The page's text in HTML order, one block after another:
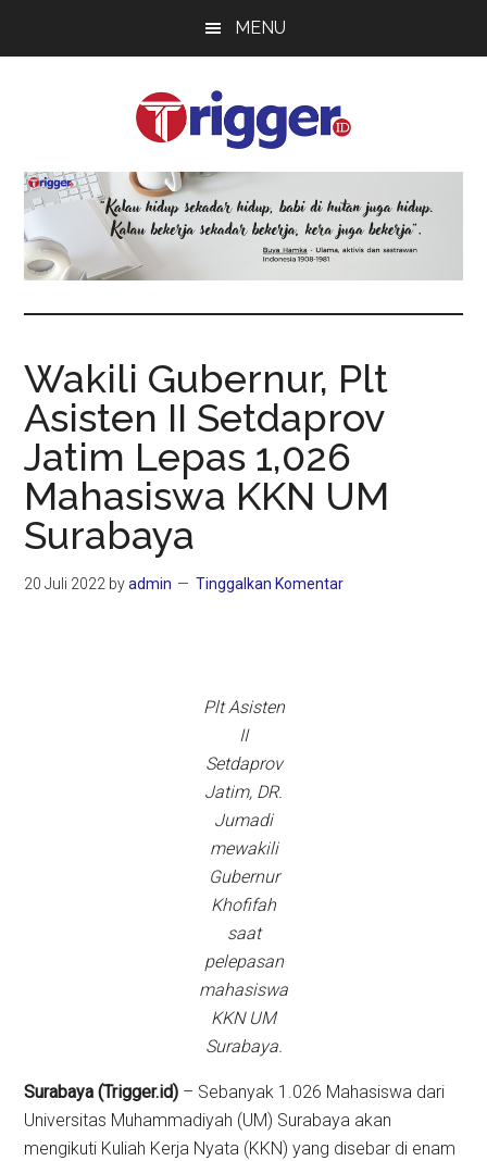
MENU
Trigger
Terkini
Wakili Gubernur, Plt
Asisten II Setdaprov
Jatim Lepas 1,026
Mahasiswa KKN UM
Surabaya
20 Juli 2022 byadmin Tinggalkan Komentar
Plt Asisten
II
Setdaprov
Jatim, DR.
Jumadi
mewakili
Gubernur
Khofifah
saat
pelepasan
mahasiswa
KKN UM
Surabaya.
Surabaya (Trigger.id) – Sebanyak 1.026 Mahasiswa dari
Universitas Muhammadiyah (UM) Surabaya akan
mengikuti Kuliah Kerja Nyata (KKN) yang disebar di enam